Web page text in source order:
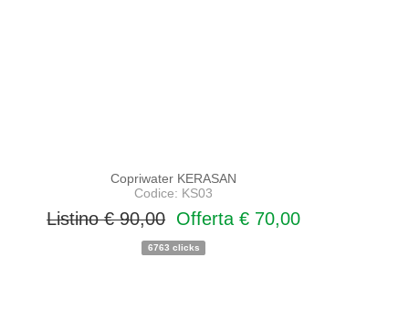
Copriwater KERASAN
Codice: KS03
Listino € 90,00 Offerta € 70,00
6763 clicks